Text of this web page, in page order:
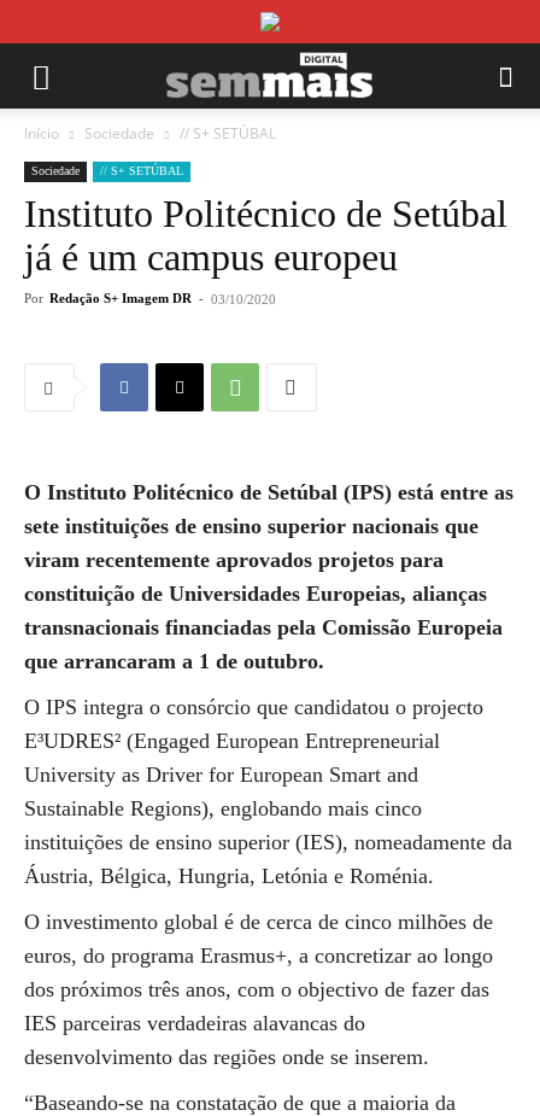
Início Sociedade // S+ SETÚBAL
Sociedade // S+ SETÚBAL
Instituto Politécnico de Setúbal
já é um campus europeu
Por Redação S+ Imagem DR - 03/10/2020
O Instituto Politécnico de Setúbal (IPS) está entre as
sete instituições de ensino superior nacionais que
viram recentemente aprovados projetos para
constituição de Universidades Europeias, alianças
transnacionais financiadas pela Comissão Europeia
que arrancaram a 1 de outubro.
O IPS integra o consórcio que candidatou o projecto
E³UDRES² (Engaged European Entrepreneurial
University as Driver for European Smart and
Sustainable Regions), englobando mais cinco
instituições de ensino superior (IES), nomeadamente da
Áustria, Bélgica, Hungria, Letónia e Roménia.
O investimento global é de cerca de cinco milhões de
euros, do programa Erasmus+, a concretizar ao longo
dos próximos três anos, com o objectivo de fazer das
IES parceiras verdadeiras alavancas do
desenvolvimento das regiões onde se inserem.
“Baseando-se na constatação de que a maioria da